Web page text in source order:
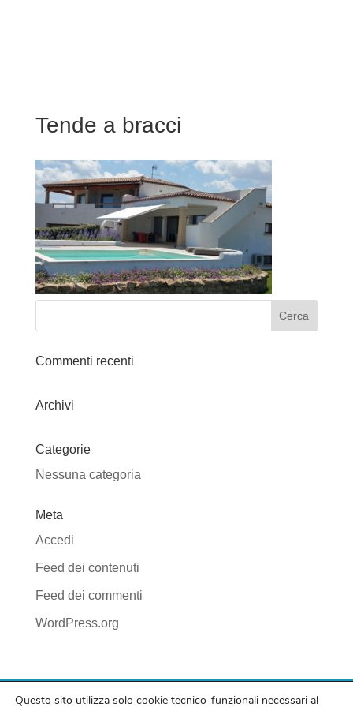
Tende a bracci
Commenti recenti
Archivi
Categorie
Nessuna categoria
Meta
Accedi
Feed dei contenuti
Feed dei commenti
WordPress.org
Questo sito utilizza solo cookie tecnico-funzionali necessari al